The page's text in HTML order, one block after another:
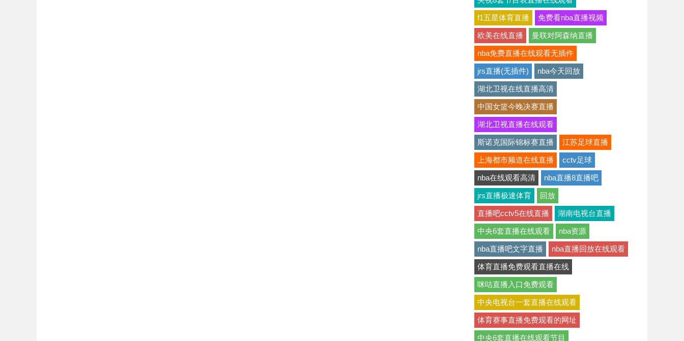
f1五星体育直播 免费看nba直播视频
欧美在线直播 曼联对阿森纳直播
nba免费直播在线观看无插件
jrs直播(无插件) nba今天回放
湖北卫视在线直播高清
中国女篮今晚决赛直播
湖北卫视直播在线观看
斯诺克国际锦标赛直播 江苏足球直播
上海都市频道在线直播 cctv足球
nba在线观看高清 nba直播8直播吧
jrs直播极速体育 回放
直播吧cctv5在线直播 湖南电视台直播
中央6套直播在线观看 nba资源
nba直播吧文字直播 nba直播回放在线观看
体育直播免费观看直播在线
咪咕直播入口免费观看
中央电视台一套直播在线观看
体育赛事直播免费观看的网址
中央6套直播在线观看节目